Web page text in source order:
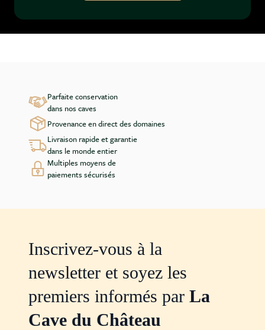
Parfaite conservation
dans nos caves
Provenance en direct des domaines
Livraison rapide et garantie
dans le monde entier
Multiples moyens de
paiements sécurisés
Inscrivez-vous à la
newsletter et soyez les
premiers informés par La
Cave du Château